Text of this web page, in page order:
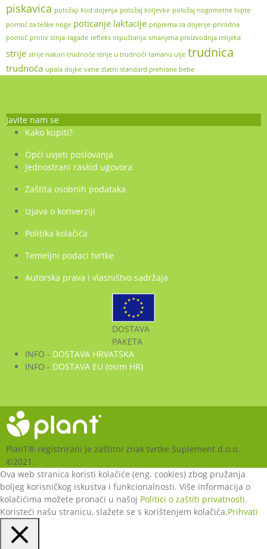
piskavica položaji kod dojenja položaj koljevke položaj nogometne lopte
pomoć za teške noge poticanje laktacije priprema za dojenje prirodna
pomoć protiv strija ragade refleks otpuštanja smanjena proizvodnja mlijeka
strije strije nakon trudnoće strije u trudnoći tamanu ulje trudnica
trudnoća upala dojke vene zlatni standard prehrane bebe
Javite nam se
Kako kupiti?
Opći uvjeti poslovanja
Jednostrani raskid ugovora
Zaštita osobnih podataka
Izjava o konverziji
Politika kolačića
Temeljni podaci tvrtke
Autorska prava i vlasništvo sadržaja
DOSTAVA
PAKETA
INFO - DOSTAVA HRVATSKA
INFO - DOSTAVA EU (osim HR)
PlanT® registrirani je zaštitni znak tvrtke Suplement d.o.o.
©2021.
Ova web stranica koristi kolačiće (eng. cookies) zbog pružanja
boljeg korisničkog iskustva i funkcionalnosti. Više informacija o
kolačićima možete pronaći u našoj Politici o zaštiti privatnosti.
Koristeći našu stranicu, slažete se s korištenjem kolačića.Prihvati